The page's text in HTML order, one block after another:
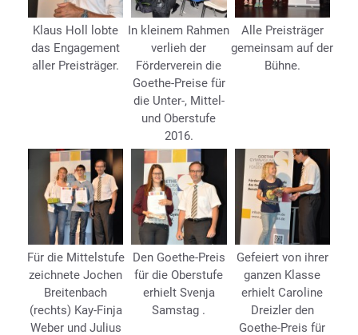
Klaus Holl lobte
das Engagement
aller Preisträger.
In kleinem Rahmen
verlieh der
Förderverein die
Goethe-Preise für
die Unter-, Mittel-
und Oberstufe
2016.
Alle Preisträger
gemeinsam auf der
Bühne.
Für die Mittelstufe
zeichnete Jochen
Breitenbach
(rechts) Kay-Finja
Weber und Julius
Den Goethe-Preis
für die Oberstufe
erhielt Svenja
Samstag .
Gefeiert von ihrer
ganzen Klasse
erhielt Caroline
Dreizler den
Goethe-Preis für